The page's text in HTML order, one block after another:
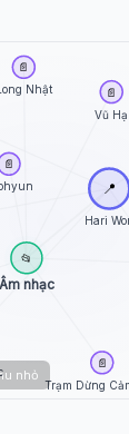
Hari
📍
Âm nhạc
📂
Vũ Hạ
📄
Trạm Dừng
📄
📄
Nhật
📄
nhỏ